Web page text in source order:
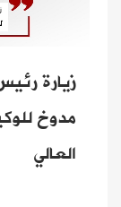
زيارة
مدوخ
العالي